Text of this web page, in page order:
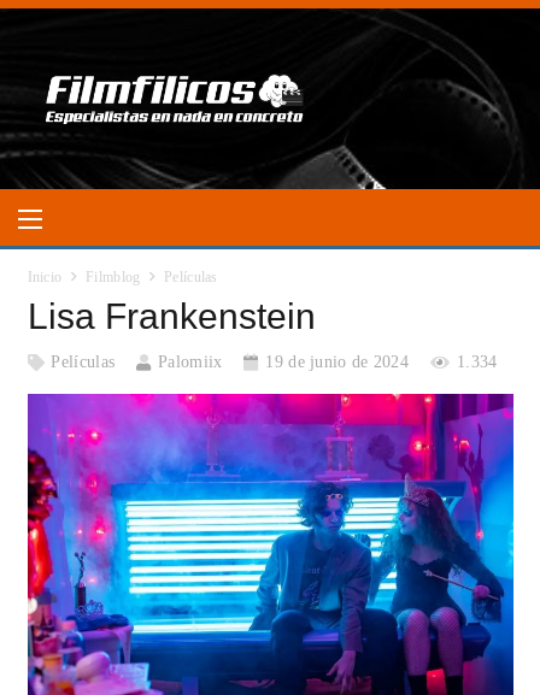
Inicio Filmblog Películas
Lisa Frankenstein
Películas Palomiix 19 de junio de 2024 1.334